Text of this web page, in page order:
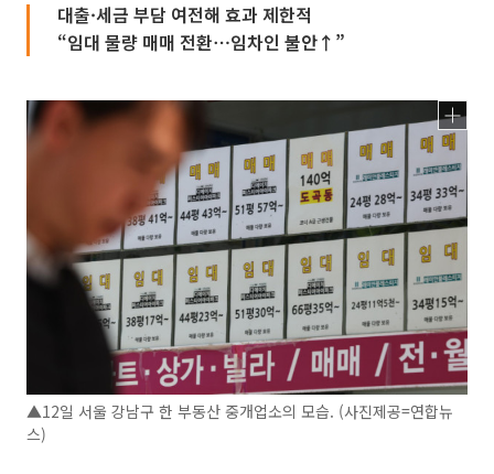
대출·세금 부담 여전해 효과 제한적
“임대 물량 매매 전환⋯임차인 불안↑”
▲12일 서울 강남구 한 부동산 중개업소의 모습. (사진제공=연합뉴
스)